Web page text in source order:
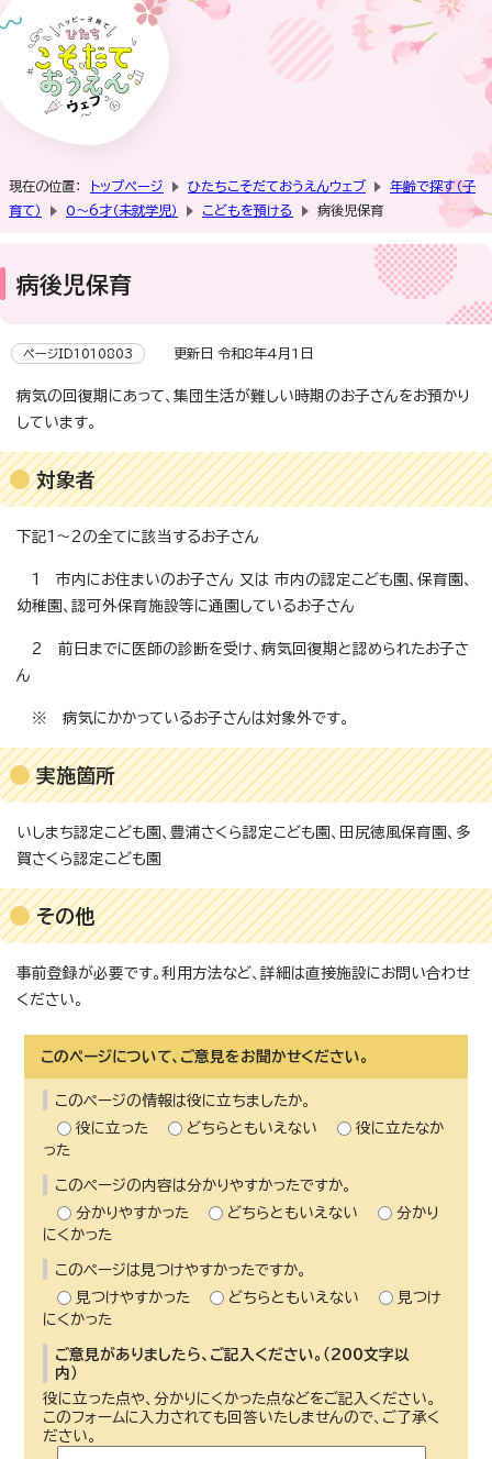
現在の位置： トップページ ひたちこそだておうえんウェブ
年齢で探す（子
育て）
0～6才（未就学児） こどもを預ける 病後児保育
病後児保育
ページID1010803 更新日 令和8年4月1日
病気の回復期にあって、集団生活が難しい時期のお子さんをお預かり
しています。
対象者
下記1～2の全てに該当するお子さん
1 市内にお住まいのお子さん 又は 市内の認定こども園、保育園、
幼稚園、認可外保育施設等に通園しているお子さん
2 前日までに医師の診断を受け、病気回復期と認められたお子さ
ん
※ 病気にかかっているお子さんは対象外です。
実施箇所
いしまち認定こども園、豊浦さくら認定こども園、田尻徳風保育園、多
賀さくら認定こども園
その他
事前登録が必要です。利用方法など、詳細は直接施設にお問い合わせ
ください。
このページについて、ご意見をお聞かせください。
このページの情報は役に立ちましたか。
役に立った
どちらともいえない
役に立たなか
った
このページの内容は分かりやすかったですか。
分かりやすかった
どちらともいえない
分かり
にくかった
このページは見つけやすかったですか。
見つけやすかった
どちらともいえない
見つけ
にくかった
ご意見がありましたら、ご記入ください。（200文字以
内）
役に立った点や、分かりにくかった点などをご記入ください。
このフォームに入力されても回答いたしませんので、ご了承く
ださい。